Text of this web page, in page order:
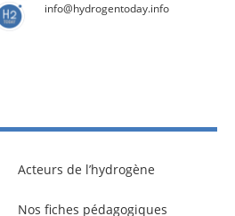
info@hydrogentoday.info
Acteurs de l’hydrogène
Nos fiches pédagogiques